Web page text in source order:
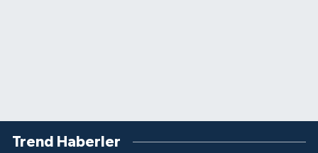
Trend Haberler